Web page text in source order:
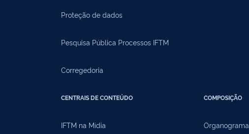
Proteção de dados
Pesquisa Pública Processos IFTM
Corregedoria
CENTRAIS DE CONTEÚDO
IFTM na Mídia
COMPOSIÇÃO
Organograma